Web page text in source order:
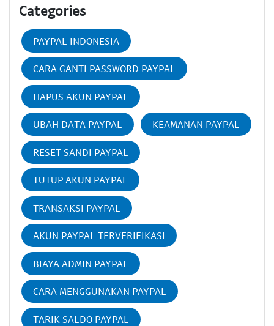
Categories
PAYPAL INDONESIA
CARA GANTI PASSWORD PAYPAL
HAPUS AKUN PAYPAL
UBAH DATA PAYPAL KEAMANAN PAYPAL
RESET SANDI PAYPAL
TUTUP AKUN PAYPAL
TRANSAKSI PAYPAL
AKUN PAYPAL TERVERIFIKASI
BIAYA ADMIN PAYPAL
CARA MENGGUNAKAN PAYPAL
TARIK SALDO PAYPAL